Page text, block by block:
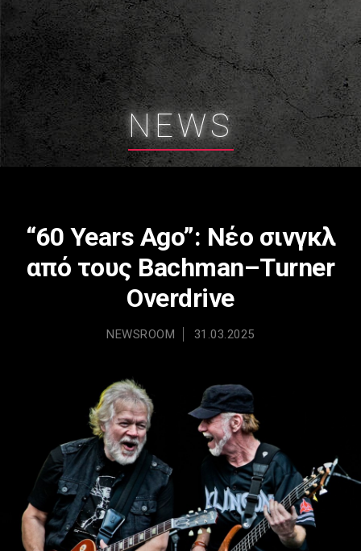
NEWS
“60 Years Ago”: Νέο σινγκλ
από τους Bachman–Turner
Overdrive
NEWSROOM 31.03.2025